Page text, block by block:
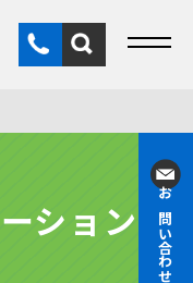
お問い合わせ
ション